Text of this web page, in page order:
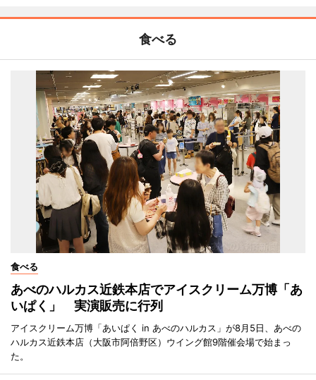
食べる
食べる
あべのハルカス近鉄本店でアイスクリーム万博「あ
いぱく」 実演販売に行列
アイスクリーム万博「あいぱく in あべのハルカス」が8月5日、あべの
ハルカス近鉄本店（大阪市阿倍野区）ウイング館9階催会場で始まっ
た。